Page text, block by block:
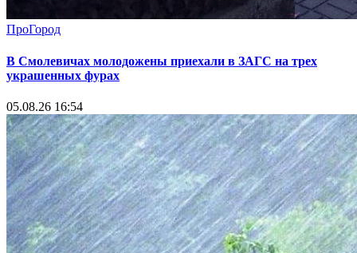
ПроГород
В Смолевичах молодожены приехали в ЗАГС на трех
украшенных фурах
05.08.26 16:54